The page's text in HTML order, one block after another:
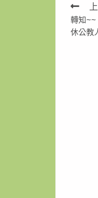
轉知~~
休公教